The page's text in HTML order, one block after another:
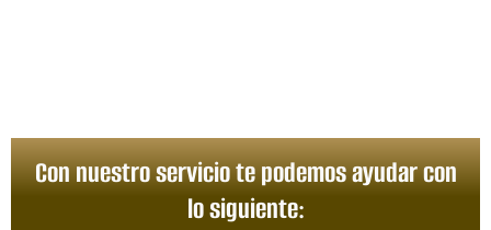
Con nuestro servicio te podemos ayudar con
lo siguiente: